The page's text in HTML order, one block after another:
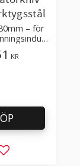
– för
KR
Lägg till i